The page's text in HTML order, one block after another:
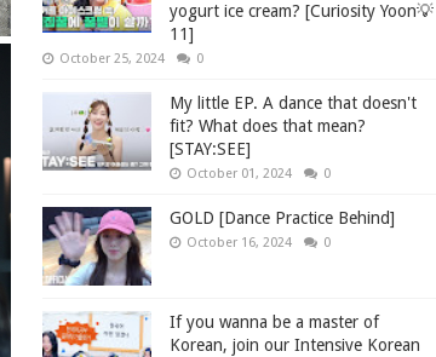
yogurt ice cream? [Curiosity Yoon💡
11]
October 25, 2024 0
My little EP. A dance that doesn't
fit? What does that mean?
[STAY:SEE]
October 01, 2024 0
GOLD [Dance Practice Behind]
October 16, 2024 0
If you wanna be a master of
Korean, join our Intensive Korean